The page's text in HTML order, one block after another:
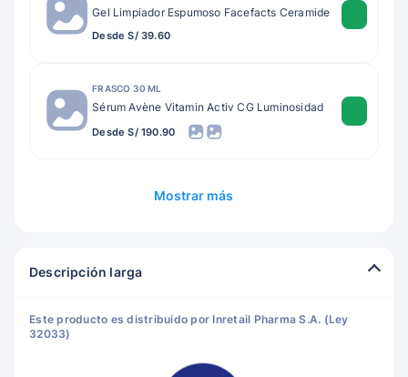
Gel Limpiador Espumoso Facefacts Ceramide
Desde S/ 39.60
FRASCO 30 ML
Sérum Avène Vitamin Activ CG Luminosidad
Desde S/ 190.90
Mostrar más
Descripción larga
Este producto es distribuido por Inretail Pharma S.A. (Ley
32033)